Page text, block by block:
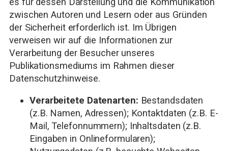
zwischen Autoren und Lesern oder aus Gründen
der Sicherheit erforderlich ist. Im Übrigen
verweisen wir auf die Informationen zur
Verarbeitung der Besucher unseres
Publikationsmediums im Rahmen dieser
Datenschutzhinweise.
Verarbeitete Datenarten: Bestandsdaten
(z.B. Namen, Adressen); Kontaktdaten (z.B. E-
Mail, Telefonnummern); Inhaltsdaten (z.B.
Eingaben in Onlineformularen);